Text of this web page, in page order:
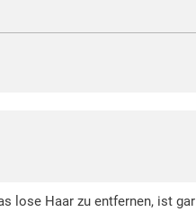
lose Haar zu entfernen, ist